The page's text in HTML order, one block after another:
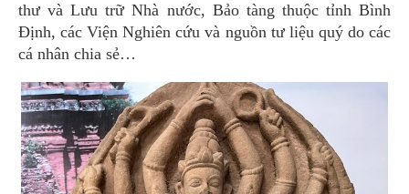
thư và Lưu trữ Nhà nước, Bảo tàng thuộc tỉnh Bình
Định, các Viện Nghiên cứu và nguồn tư liệu quý do các
cá nhân chia sẻ…